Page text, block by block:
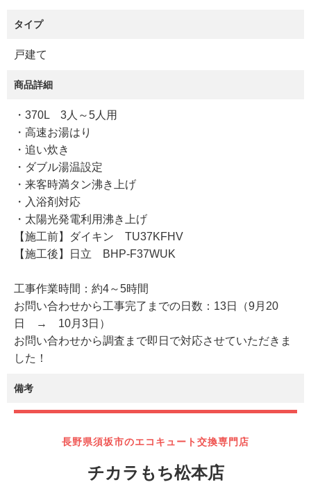
タイプ
戸建て
商品詳細
・370L 3人～5人用
・高速お湯はり
・追い炊き
・ダブル湯温設定
・来客時満タン沸き上げ
・入浴剤対応
・太陽光発電利用沸き上げ
【施工前】ダイキン TU37KFHV
【施工後】日立 BHP-F37WUK
工事作業時間：約4～5時間
お問い合わせから工事完了までの日数：13日（9月20
日 → 10月3日）
お問い合わせから調査まで即日で対応させていただきま
した！
備考
長野県須坂市のエコキュート交換専門店
チカラもち松本店